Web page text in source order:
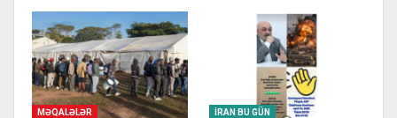
MƏQALƏLƏR İRAN BU GÜN